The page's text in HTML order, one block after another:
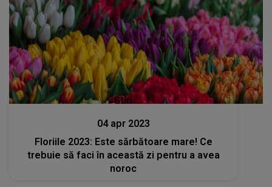
Stiri
04 apr 2023
Floriile 2023: Este sărbătoare mare! Ce
trebuie să faci în această zi pentru a avea
noroc